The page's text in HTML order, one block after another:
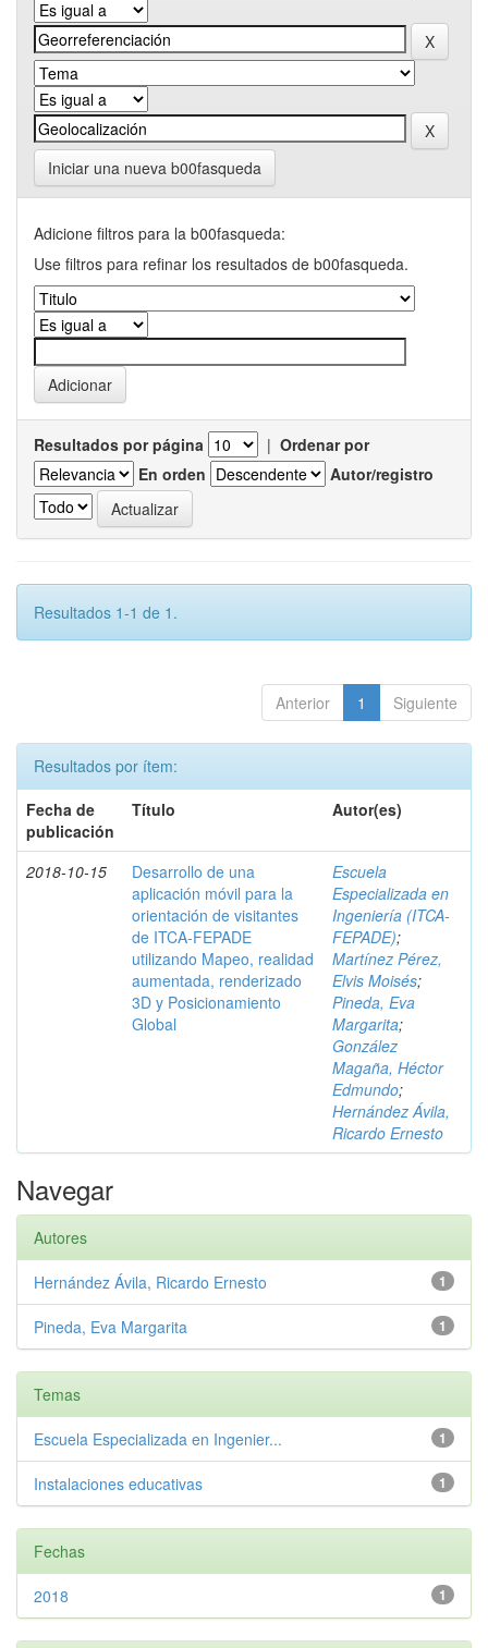
Iniciar una nueva b00fasqueda
Adicione filtros para la b00fasqueda:
Use filtros para refinar los resultados de b00fasqueda.
Resultados por página | Ordenar por
En orden
Autor/registro
Resultados 1-1 de 1.
Anterior 1 Siguiente
Resultados por ítem:
Fecha de
publicación
Título Autor(es)
2018-10-15
Desarrollo de una
aplicación móvil para la
orientación de visitantes
de ITCA-FEPADE
utilizando Mapeo, realidad
aumentada, renderizado
3D y Posicionamiento
Global
Escuela
Especializada en
Ingeniería (ITCA-
FEPADE);
Martínez Pérez,
Elvis Moisés;
Pineda, Eva
Margarita;
González
Magaña, Héctor
Edmundo;
Hernández Ávila,
Ricardo Ernesto
Navegar
Autores
1
Hernández Ávila, Ricardo Ernesto
1
Pineda, Eva Margarita
Temas
1
Escuela Especializada en Ingenier...
1
Instalaciones educativas
Fechas
1
2018